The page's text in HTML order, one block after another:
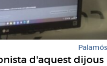
Palamós
d'aquest dijous